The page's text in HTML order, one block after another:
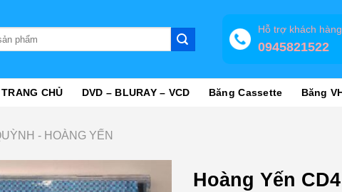
Hỗ trợ khách hàng
0945821522
TRANG CHỦ DVD – BLURAY – VCD Băng Cassette Băng
- HOÀNG YẾN
Hoàng Yến